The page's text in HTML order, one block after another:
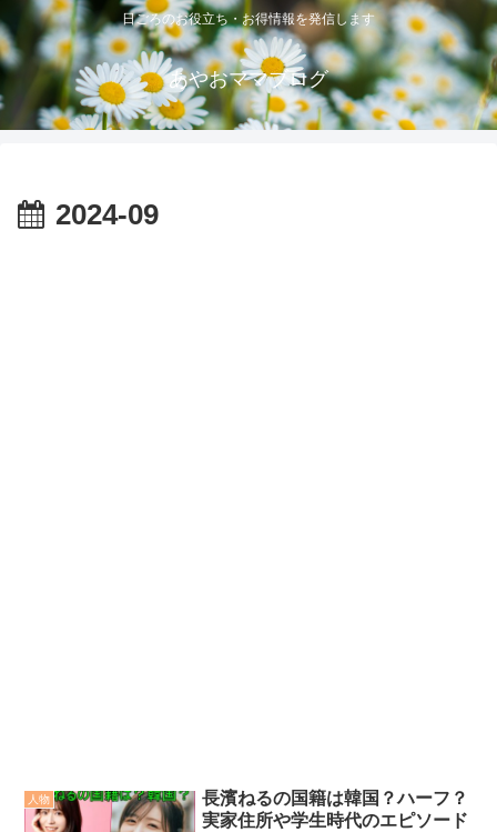
日ごろのお役立ち・お得情報を発信します
あやおママブログ
2024-09
人物
長濱ねるの国籍は韓国？ハーフ？
実家住所や学生時代のエピソード